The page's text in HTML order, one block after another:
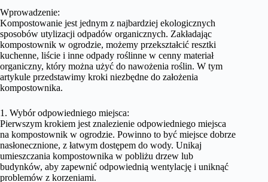
Wprowadzenie:
Kompostowanie jest jednym z najbardziej ekologicznych
sposobów utylizacji odpadów organicznych. Zakładając
kompostownik w ogrodzie, możemy przekształcić resztki
kuchenne, liście i inne odpady roślinne w cenny materiał
organiczny, który można użyć do nawożenia roślin. W tym
artykule przedstawimy kroki niezbędne do założenia
kompostownika.
1. Wybór odpowiedniego miejsca:
Pierwszym krokiem jest znalezienie odpowiedniego miejsca
na kompostownik w ogrodzie. Powinno to być miejsce dobrze
nasłonecznione, z łatwym dostępem do wody. Unikaj
umieszczania kompostownika w pobliżu drzew lub
budynków, aby zapewnić odpowiednią wentylację i uniknąć
problemów z korzeniami.